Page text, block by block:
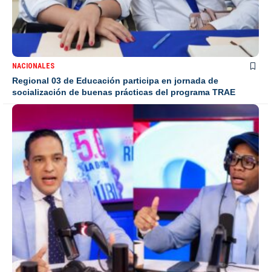
NACIONALES
Regional 03 de Educación participa en jornada de
socialización de buenas prácticas del programa TRAE